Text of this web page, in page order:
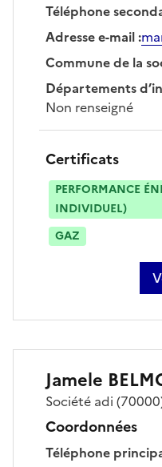
Téléphone
Adresse e-mail:
Commune de la
Départements
Non renseigné
Certificats
PERFORMANCE
INDIVIDUEL)
GAZ
Jamele
Société adi
Coordonnées
Téléphone